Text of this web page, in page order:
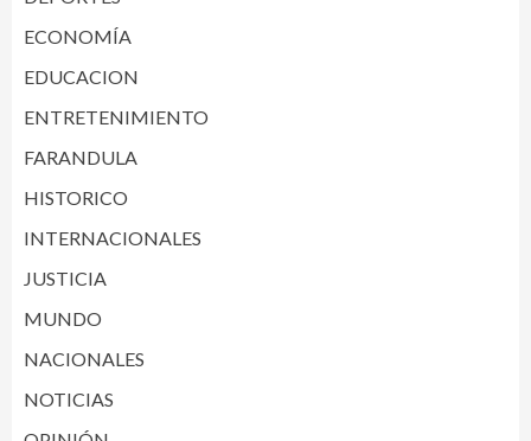
ECONOMÍA
EDUCACION
ENTRETENIMIENTO
FARANDULA
HISTORICO
INTERNACIONALES
JUSTICIA
MUNDO
NACIONALES
NOTICIAS